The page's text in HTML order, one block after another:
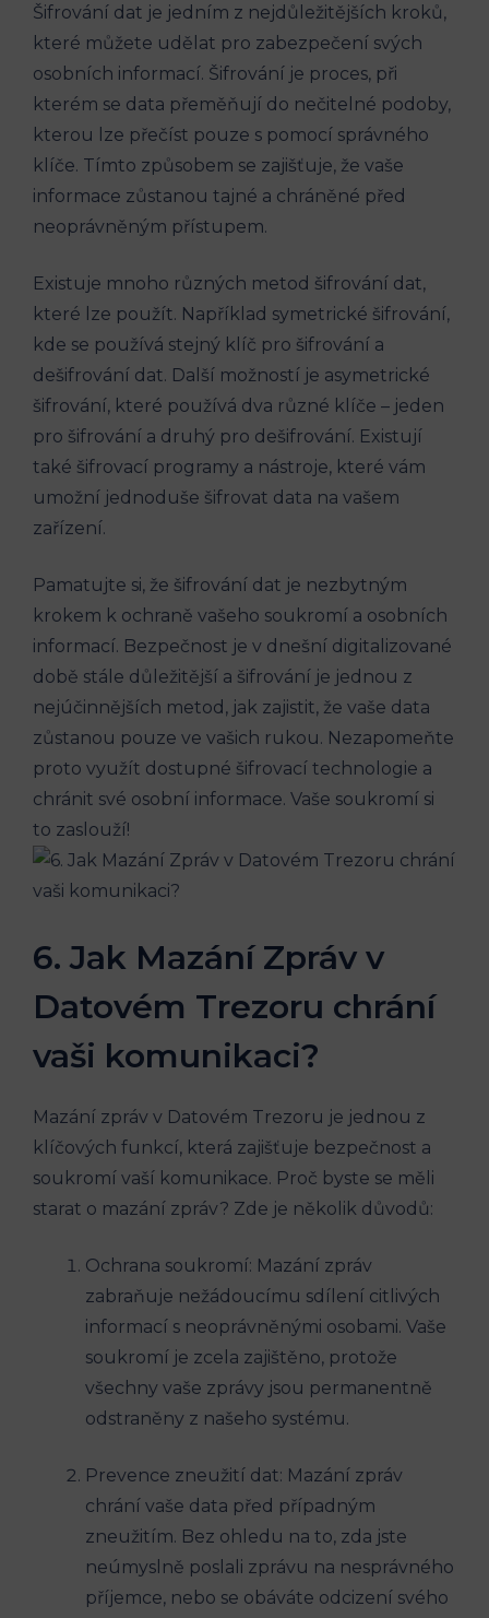
Šifrování dat je jedním z nejdůležitějších kroků,
které můžete udělat pro zabezpečení svých
osobních informací. Šifrování je proces, při
kterém se data přeměňují do nečitelné podoby,
kterou lze přečíst pouze s pomocí správného
klíče. Tímto způsobem se zajišťuje, že vaše
informace zůstanou tajné a chráněné před
neoprávněným přístupem.
Existuje mnoho různých metod šifrování dat,
které lze použít. Například symetrické šifrování,
kde se používá stejný klíč pro šifrování a
dešifrování dat. Další možností je asymetrické
šifrování, které používá dva různé klíče – jeden
pro šifrování a druhý pro dešifrování. Existují
také šifrovací programy a nástroje, které vám
umožní jednoduše šifrovat data na vašem
zařízení.
Pamatujte si, že šifrování dat je nezbytným
krokem k ochraně vašeho soukromí a osobních
informací. Bezpečnost je v dnešní digitalizované
době stále důležitější a šifrování je jednou z
nejúčinnějších metod, jak zajistit, že vaše data
zůstanou pouze ve vašich rukou. Nezapomeňte
proto využít dostupné šifrovací technologie a
chránit své osobní informace. Vaše soukromí si
to zaslouží!
6. Jak Mazání Zpráv v
Datovém Trezoru chrání
vaši komunikaci?
Mazání zpráv v Datovém Trezoru je jednou z
klíčových funkcí, která zajišťuje bezpečnost a
soukromí vaší komunikace. Proč byste se měli
starat o mazání zpráv? Zde je několik důvodů:
Ochrana soukromí: Mazání zpráv
zabraňuje nežádoucímu sdílení citlivých
informací s neoprávněnými osobami. Vaše
soukromí je zcela zajištěno, protože
všechny vaše zprávy jsou permanentně
odstraněny z našeho systému.
Prevence zneužití dat: Mazání zpráv
chrání vaše data před případným
zneužitím. Bez ohledu na to, zda jste
neúmyslně poslali zprávu na nesprávného
příjemce, nebo se obáváte odcizení svého